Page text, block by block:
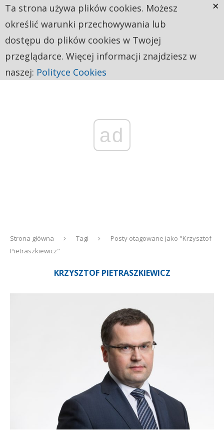
ad
Strona główna Tagi
Posty otagowane jako "Krzysztof
Pietraszkiewicz"
KRZYSZTOF PIETRASZKIEWICZ
Ta strona używa plików cookies. Możesz
określić warunki przechowywania lub
dostępu do plików cookies w Twojej
przeglądarce. Więcej informacji znajdziesz w
naszej: Polityce Cookies
×